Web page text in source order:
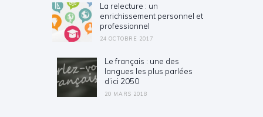
Previous post:
La relecture : un
enrichissement personnel et
professionnel
24 OCTOBRE 2017
Next post:
Le français : une des
langues les plus parlées
d’ici 2050
20 MARS 2018